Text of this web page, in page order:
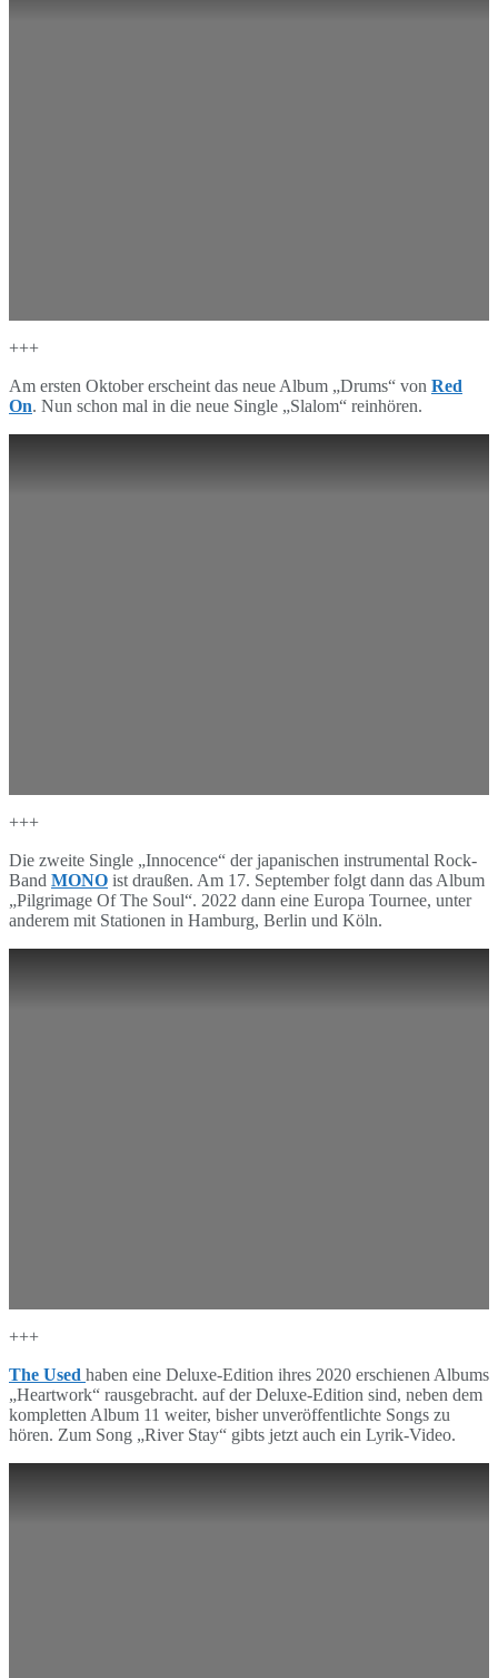
+++
Am ersten Oktober erscheint das neue Album „Drums“ von Red
On. Nun schon mal in die neue Single „Slalom“ reinhören.
+++
Die zweite Single „Innocence“ der japanischen instrumental Rock-
Band MONO ist draußen. Am 17. September folgt dann das Album
„Pilgrimage Of The Soul“. 2022 dann eine Europa Tournee, unter
anderem mit Stationen in Hamburg, Berlin und Köln.
+++
The Used haben eine Deluxe-Edition ihres 2020 erschienen Albums
„Heartwork“ rausgebracht. auf der Deluxe-Edition sind, neben dem
kompletten Album 11 weiter, bisher unveröffentlichte Songs zu
hören. Zum Song „River Stay“ gibts jetzt auch ein Lyrik-Video.